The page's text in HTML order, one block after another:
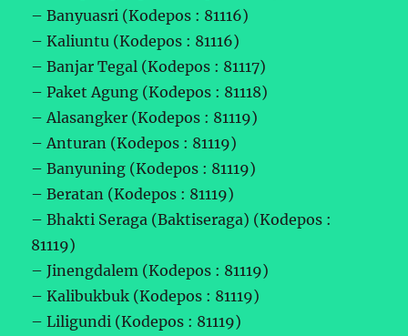
– Banyuasri (Kodepos : 81116)
– Kaliuntu (Kodepos : 81116)
– Banjar Tegal (Kodepos : 81117)
– Paket Agung (Kodepos : 81118)
– Alasangker (Kodepos : 81119)
– Anturan (Kodepos : 81119)
– Banyuning (Kodepos : 81119)
– Beratan (Kodepos : 81119)
– Bhakti Seraga (Baktiseraga) (Kodepos :
81119)
– Jinengdalem (Kodepos : 81119)
– Kalibukbuk (Kodepos : 81119)
– Liligundi (Kodepos : 81119)